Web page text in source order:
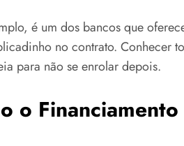
é um dos bancos que
no contrato. Conhecer
para não se enrolar depois.
o